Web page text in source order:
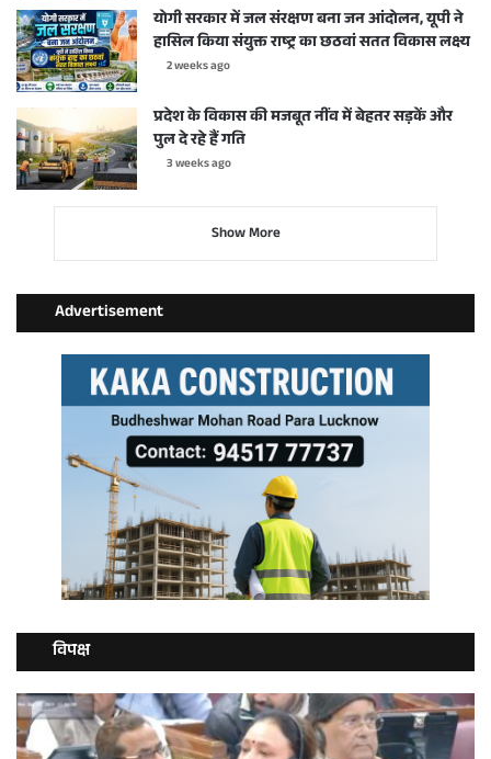
योगी सरकार में जल संरक्षण बना जन आंदोलन, यूपी ने
हासिल किया संयुक्त राष्ट्र का छठवां सतत विकास लक्ष्य
2 weeks ago
प्रदेश के विकास की मजबूत नींव में बेहतर सड़कें और
पुल दे रहे हैं गति
3 weeks ago
Show More
Advertisement
विपक्ष